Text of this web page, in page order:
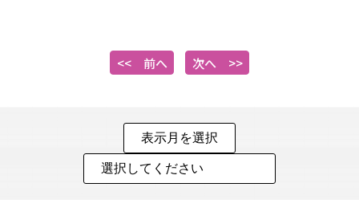
<< 前へ 次へ >>